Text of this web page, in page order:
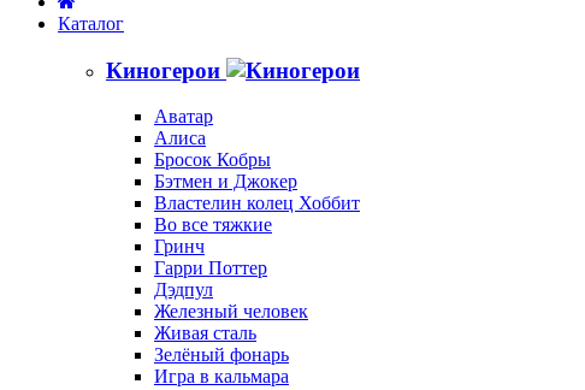
Каталог
Киногерои
Аватар
Алиса
Бросок Кобры
Бэтмен и Джокер
Властелин колец Хоббит
Во все тяжкие
Гринч
Гарри Поттер
Дэдпул
Железный человек
Живая сталь
Зелёный фонарь
Игра в кальмара